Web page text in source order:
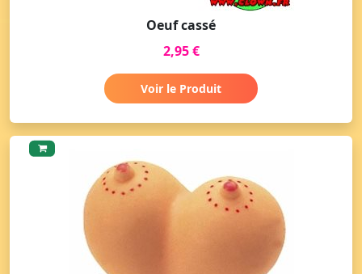
Oeuf cassé
2,95 €
Voir le Produit